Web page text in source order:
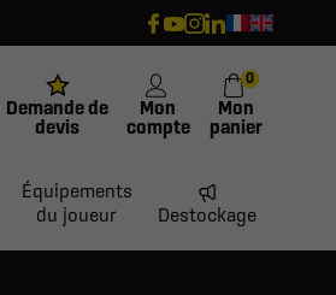
Demande de
devis
Mon
compte
Mon
panier
0
Équipements
du joueur
Destockage